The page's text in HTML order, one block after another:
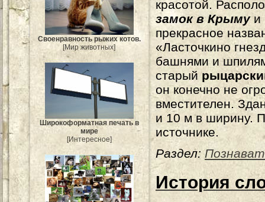
Своенравность рыжих котов.
[Мир животных]
Широкоформатная печать в
мире
[Интересное]
красотой.
замок в Крымуи
прекрасное
«Ласточкино
башнями и
старый
он конечно не
вместителен.
и 10 м в ширину.
источнике.
Раздел:
История